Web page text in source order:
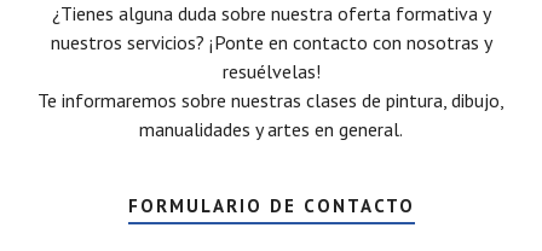
¿Tienes alguna duda sobre nuestra oferta formativa y
nuestros servicios? ¡Ponte en contacto con nosotras y
resuélvelas!
Te informaremos sobre nuestras clases de pintura, dibujo,
manualidades y artes en general.
FORMULARIO DE CONTACTO